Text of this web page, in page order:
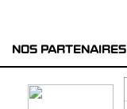
NOS PARTENAIRES